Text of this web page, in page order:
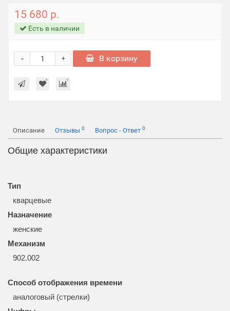
15 680 р.
Есть в наличии
+
- В корзину
Описание Отзывы 0 Вопрос - Ответ 0
Общие характеристики
Тип
кварцевые
Назначение
женские
Механизм
902.002
Способ отображения времени
аналоговый (стрелки)